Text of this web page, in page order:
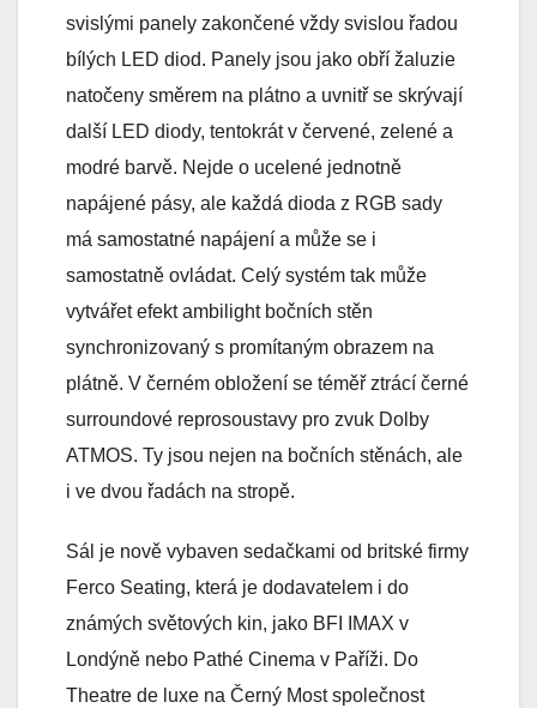
svislými panely zakončené vždy svislou řadou
bílých LED diod. Panely jsou jako obří žaluzie
natočeny směrem na plátno a uvnitř se skrývají
další LED diody, tentokrát v červené, zelené a
modré barvě. Nejde o ucelené jednotně
napájené pásy, ale každá dioda z RGB sady
má samostatné napájení a může se i
samostatně ovládat. Celý systém tak může
vytvářet efekt ambilight bočních stěn
synchronizovaný s promítaným obrazem na
plátně. V černém obložení se téměř ztrácí černé
surroundové reprosoustavy pro zvuk Dolby
ATMOS. Ty jsou nejen na bočních stěnách, ale
i ve dvou řadách na stropě.
Sál je nově vybaven sedačkami od britské firmy
Ferco Seating, která je dodavatelem i do
známých světových kin, jako BFI IMAX v
Londýně nebo Pathé Cinema v Paříži. Do
Theatre de luxe na Černý Most společnost